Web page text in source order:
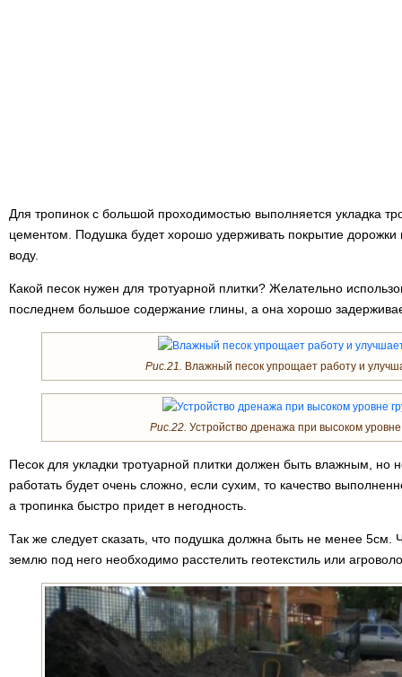
Для тропинок с большой проходимостью выполняется укладка
цементом. Подушка будет хорошо удерживать покрытие
воду.
Какой песок нужен для тротуарной плитки? Желательно
последнем большое содержание глины, а она хорошо
Рис.21. Влажный песок упрощает работу и
Рис.22. Устройство дренажа при высоком уровне
Песок для укладки тротуарной плитки должен быть влажным,
работать будет очень сложно, если сухим, то качество
а тропинка быстро придет в негодность.
Так же следует сказать, что подушка должна быть не менее
землю под него необходимо расстелить геотекстиль или